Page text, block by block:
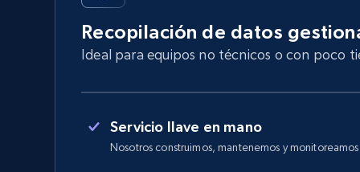
Recopilación de datos
Ideal para equipos no técnicos o con poco
Servicio llave en mano
Nosotros construimos, mantenemos y